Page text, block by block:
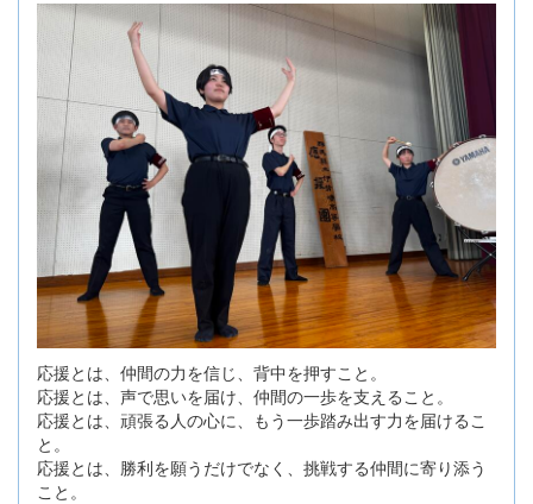
応援とは、仲間の力を信じ、背中を押すこと。
応援とは、声で思いを届け、仲間の一歩を支えること。
応援とは、頑張る人の心に、もう一歩踏み出す力を届けるこ
と。
応援とは、勝利を願うだけでなく、挑戦する仲間に寄り添う
こと。